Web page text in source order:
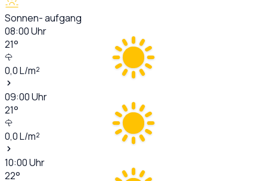
Sonnen- aufgang
08:00Uhr
21°
0,0L/m²
09:00Uhr
21°
0,0L/m²
10:00Uhr
22°